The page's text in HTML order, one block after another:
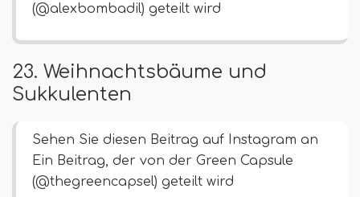
(@alexbombadil) geteilt wird
23. Weihnachtsbäume und
Sukkulenten
Sehen Sie diesen Beitrag auf Instagram an
Ein Beitrag, der von der Green Capsule
(@thegreencapsel) geteilt wird